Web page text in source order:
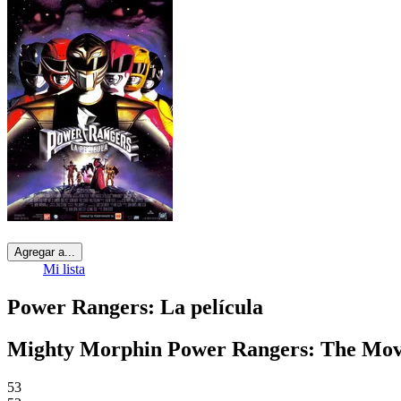
Agregar a...
Mi lista
Power Rangers: La película
Mighty Morphin Power Rangers: The
53